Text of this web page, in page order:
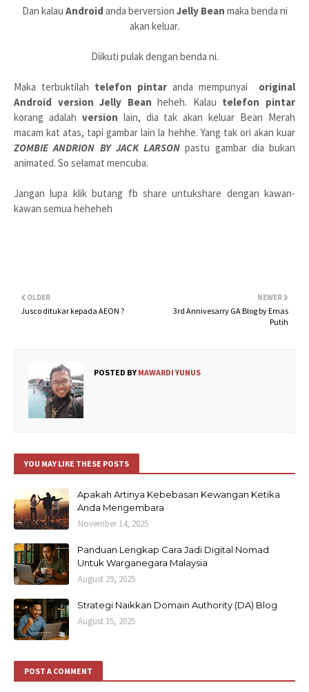
Dan kalau Android anda berversion Jelly Bean maka benda ni
akan keluar.
Diikuti pulak dengan benda ni.
Maka terbuktilah telefon pintar anda mempunyai original
Android version Jelly Bean heheh. Kalau telefon pintar
korang adalah version lain, dia tak akan keluar Bean Merah
macam kat atas, tapi gambar lain la hehhe. Yang tak ori akan kuar
ZOMBIE ANDRION BY JACK LARSONpastu gambar dia bukan
animated. So selamat mencuba.
Jangan lupa klik butang fb share untukshare dengan kawan-
kawan semua heheheh
NEWER
3rd Annivesarry GA Blog by Emas
Putih
OLDER
Jusco ditukar kepada AEON ?
POSTED BY MAWARDI YUNUS
YOU MAY LIKE THESE POSTS
Apakah Artinya Kebebasan Kewangan Ketika
Anda Mengembara
November 14, 2025
Panduan Lengkap Cara Jadi Digital Nomad
Untuk Warganegara Malaysia
August 29, 2025
Strategi Naikkan Domain Authority (DA) Blog
August 15, 2025
POST A COMMENT